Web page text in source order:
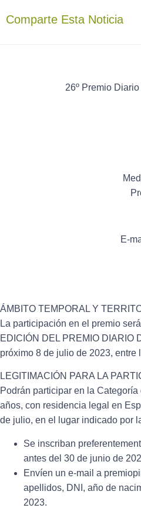
Comparte Esta Noticia
26º Premio
E-
ÁMBITO TEMPORAL Y
La participación en el premio
EDICIÓN DEL PREMIO DIARIO
próximo 8 de julio de 2023, entre
LEGITIMACIÓN PARA LA
Podrán participar en la
años, con residencia legal en
de julio, en el lugar indicado por
Se inscriban
antes del 30 de junio de
Envíen un e-mail a
apellidos, DNI, año de
2023.